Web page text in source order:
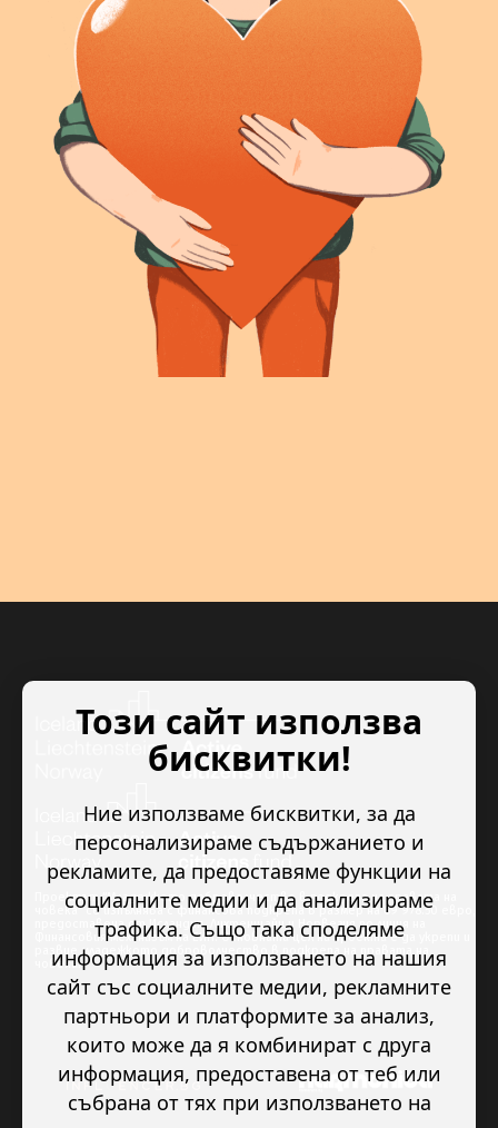
Проектът “Младежкото доброволчество в подкрепа на правата на
човека” се изпълнява с финансова подкрепа в размер на 89 978.50 евро,
предоставена от Исландия, Лихтенщайн и Норвегия по линия на
Финансовия механизъм на ЕИП. Основната цел на проекта е да укрепи и
развие младежкото доброволчество в подкрепа на правата на
човека.
Този сайт използва
бисквитки!
Ние използваме бисквитки, за да
персонализираме съдържанието и
рекламите, да предоставяме функции на
социалните медии и да анализираме
трафика. Също така споделяме
информация за използването на нашия
сайт със социалните медии, рекламните
партньори и платформите за анализ,
които може да я комбинират с друга
информация, предоставена от теб или
събрана от тях при използването на